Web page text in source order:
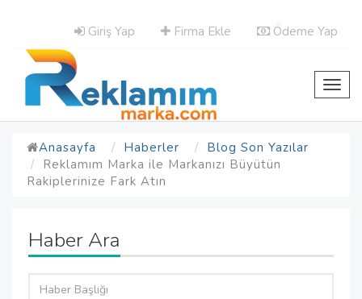
Giriş Yap Firma Ekle Ödeme Yap
Anasayfa Haberler
Blog Son Yazılar
Reklamım Marka ile Markanızı Büyütün
Rakiplerinize Fark Atın
Haber Ara